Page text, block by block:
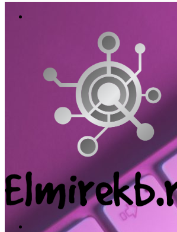
Поиск...